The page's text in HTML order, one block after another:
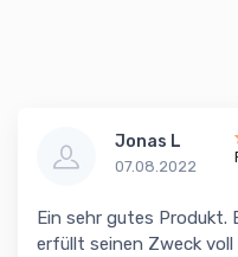
Jonas L
07.08.2022
Ein sehr gutes
erfüllt seinen Zweck